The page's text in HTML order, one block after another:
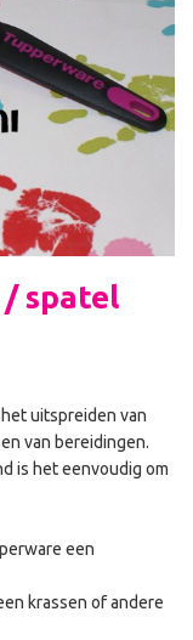
/ spatel
uitspreiden van
van bereidingen.
is het eenvoudig om
een
krassen of andere